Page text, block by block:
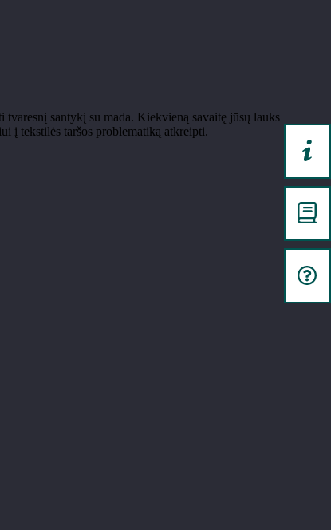
santykį su mada. Kiekvieną savaitę jūsų lauks
į tekstilės taršos problematiką atkreipti.